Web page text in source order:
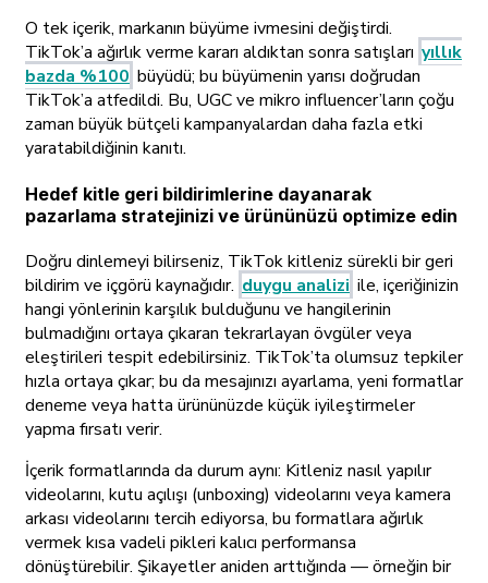
O tek içerik, markanın büyüme ivmesini değiştirdi.
TikTok’a ağırlık verme kararı aldıktan sonra satışları yıllık
bazda %100 büyüdü; bu büyümenin yarısı doğrudan
TikTok’a atfedildi. Bu, UGC ve mikro influencer’ların çoğu
zaman büyük bütçeli kampanyalardan daha fazla etki
yaratabildiğinin kanıtı.
Hedef kitle geri bildirimlerine dayanarak
pazarlama stratejinizi ve ürününüzü optimize edin
Doğru dinlemeyi bilirseniz, TikTok kitleniz sürekli bir geri
bildirim ve içgörü kaynağıdır. duygu analizi ile, içeriğinizin
hangi yönlerinin karşılık bulduğunu ve hangilerinin
bulmadığını ortaya çıkaran tekrarlayan övgüler veya
eleştirileri tespit edebilirsiniz. TikTok’ta olumsuz tepkiler
hızla ortaya çıkar; bu da mesajınızı ayarlama, yeni formatlar
deneme veya hatta ürününüzde küçük iyileştirmeler
yapma fırsatı verir.
İçerik formatlarında da durum aynı: Kitleniz nasıl yapılır
videolarını, kutu açılışı (unboxing) videolarını veya kamera
arkası videolarını tercih ediyorsa, bu formatlara ağırlık
vermek kısa vadeli pikleri kalıcı performansa
dönüştürebilir. Şikayetler aniden arttığında — örneğin bir